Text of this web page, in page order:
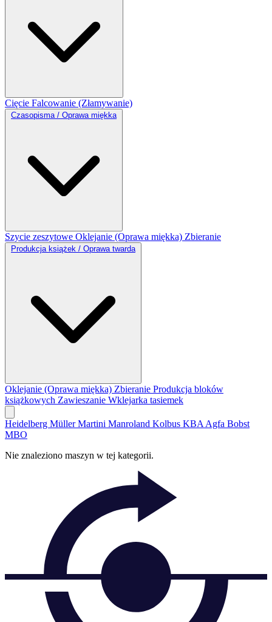
Cięcie Falcowanie (Złamywanie)
Czasopisma / Oprawa miękka
Szycie zeszytowe Oklejanie (Oprawa miękka) Zbieranie
Produkcja książek / Oprawa twarda
Oklejanie (Oprawa miękka) Zbieranie Produkcja bloków
książkowych Zawieszanie Wklejarka tasiemek
Heidelberg Müller Martini Manroland Kolbus KBA Agfa Bobst
MBO
Nie znaleziono maszyn w tej kategorii.